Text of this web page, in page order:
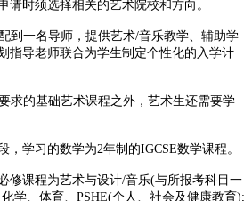
请时须选择相关的艺术院校和方向。
一名导师，提供艺术/音乐教学、辅助学
指导老师联合为学生制定个性化的入学计
的基础艺术课程之外，艺术生还需要学
学习的数学为2年制的IGCSE数学课程。
课程为艺术与设计/音乐(与所报考科目一
学、体育、PSHE(个人、社会及健康教育);